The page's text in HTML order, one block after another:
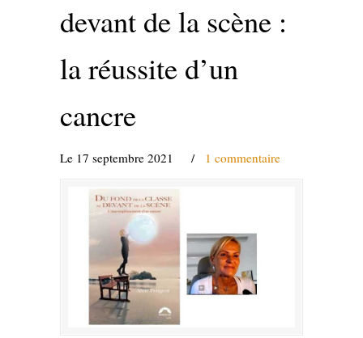
devant de la scène :
la réussite d’un
cancre
Le 17 septembre 2021 / 1 commentaire